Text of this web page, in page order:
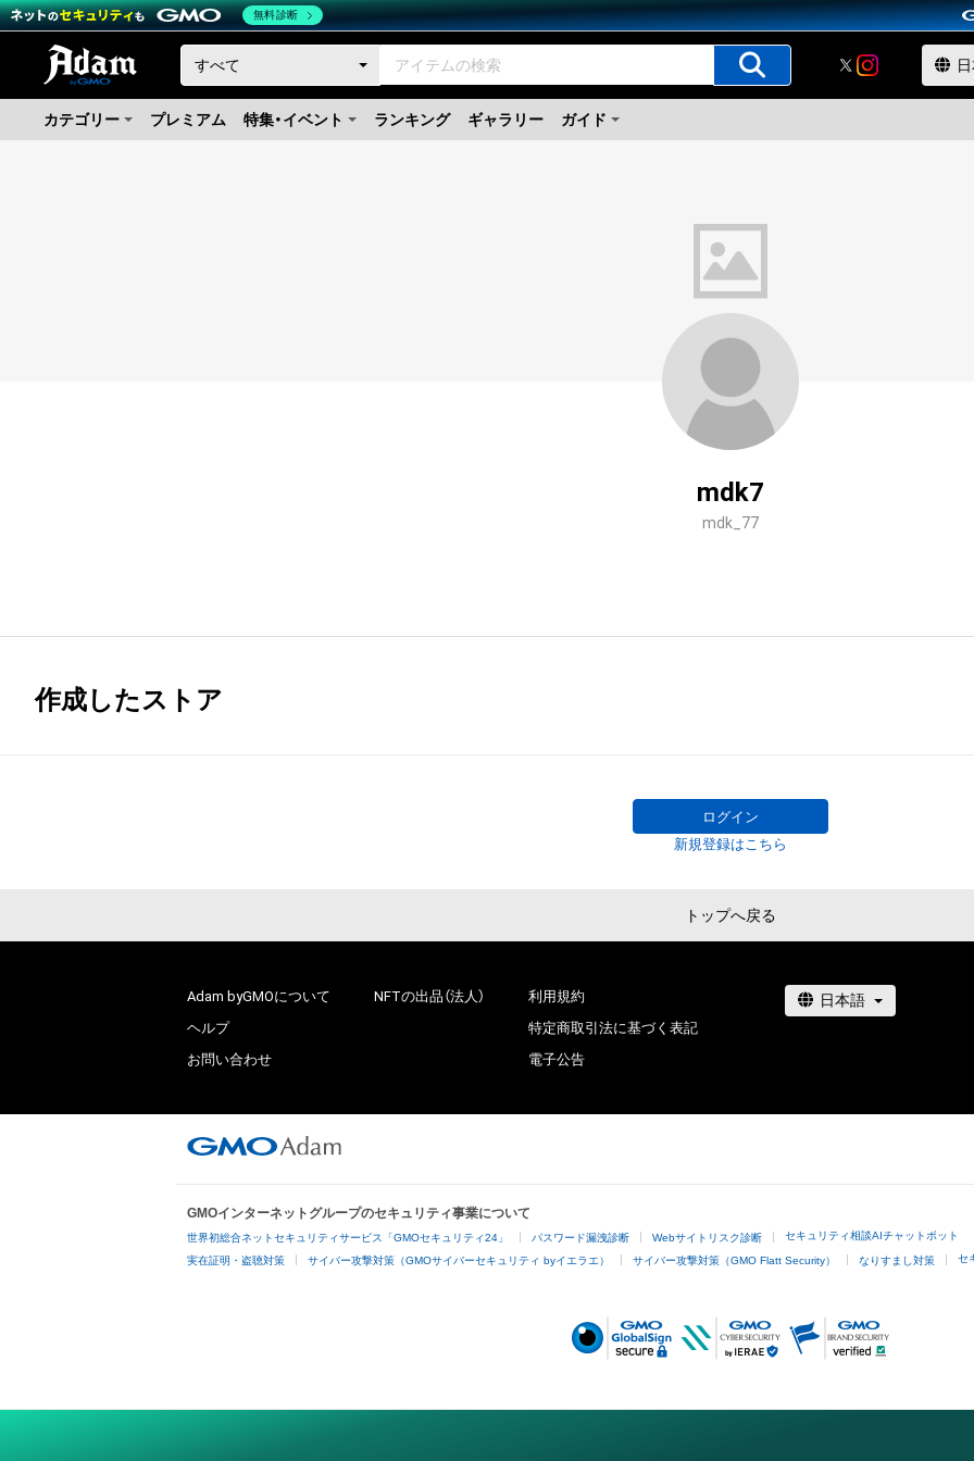
カテゴリー プレミアム 特集・イベント ランキング ギャラリー ガイド
mdk7
mdk_77
作成したストア
ログイン
新規登録はこちら
トップへ戻る
Adam byGMOについて
ヘルプ
お問い合わせ
NFTの出品（法人）
利用規約
特定商取引法に基づく表記
電子公告
GMOインターネットグループのセキュリティ事業について
世界初総合ネットセキュリティサービス「GMOセキュリティ24」 パスワード漏洩診断 Webサイトリスク診断 セキュリティ相談AIチャットボット
実在証明・盗聴対策 サイバー攻撃対策（GMOサイバーセキュリティ byイエラエ） サイバー攻撃対策（GMO Flatt Security） なりすまし対策 セ
無料診断